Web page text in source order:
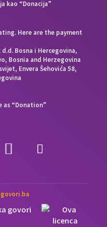
kao “Donacija”
Here are the payment
Bosna i Hercegovina,
Bosnia and Herzegovina
Envera Šehovića 58,
as “Donation”
govori